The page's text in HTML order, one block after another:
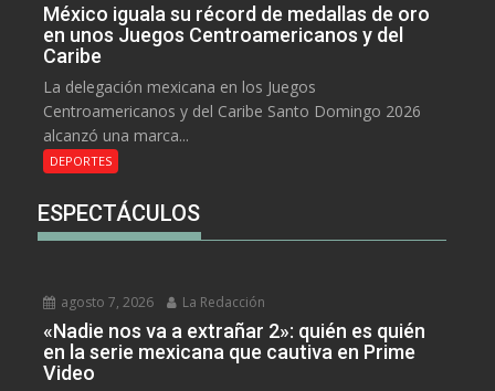
México iguala su récord de medallas de oro
en unos Juegos Centroamericanos y del
Caribe
La delegación mexicana en los Juegos
Centroamericanos y del Caribe Santo Domingo 2026
alcanzó una marca...
DEPORTES
ESPECTÁCULOS
agosto 7, 2026 La Redacción
«Nadie nos va a extrañar 2»: quién es quién
en la serie mexicana que cautiva en Prime
Video